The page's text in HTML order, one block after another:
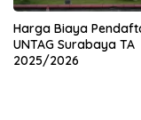
Harga Biaya
UNTAG Surabaya TA
2025/2026